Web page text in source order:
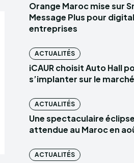
Orange Maroc mise sur
Message Plus pour
entreprises
ACTUALITÉS
iCAUR choisit Auto Hall
s’implanter sur le
ACTUALITÉS
Une spectaculaire
attendue au Maroc en
ACTUALITÉS